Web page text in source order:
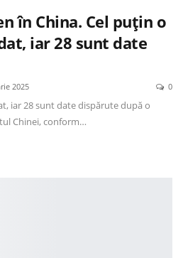
în China. Cel puțin o
iar 28 sunt date
2025 0
iar 28 sunt date dispărute după o
Chinei, conform…